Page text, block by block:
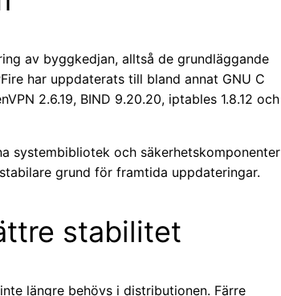
av byggkedjan, alltså de grundläggande
har uppdaterats till bland annat GNU C
2.6.19, BIND 9.20.20, iptables 1.8.12 och
systembibliotek och säkerhetskomponenter
grund för framtida uppdateringar.
stabilitet
längre behövs i distributionen. Färre